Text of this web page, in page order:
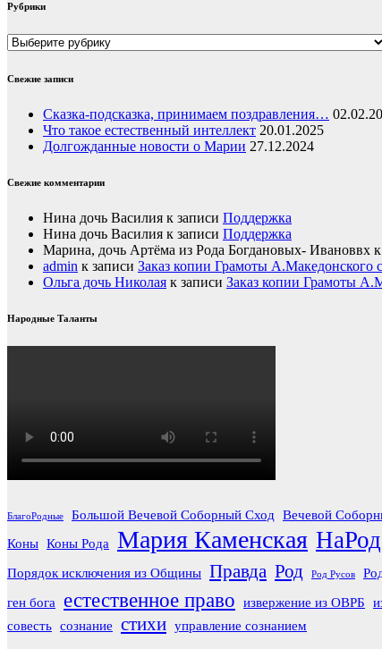
Рубрики
Рубрики
Свежие записи
Сказка-подсказка, принимаем поздравления…
Что такое естественный интеллект 20.01.2025
Долгожданные новости о Марии 27.12.2024
Свежие комментарии
Нина дочь Василия к записи Поддержка
Нина дочь Василия к записи Поддержка
Марина, дочь Артёма из Рода Богдановых- Ивановвх
admin к записи Заказ копии Грамоты А.Македонского
Ольга дочь Николая к записи Заказ копии Грамоты
Народные Таланты
БлагоРодные Большой Вечевой Соборный Сход Вечевой
Коны Коны Рода Мария Каменская НаРод
Порядок исключения из Общины Правда Род Род Русов
ген бога естественное право извержение из ОВРБ
совесть сознание стихи управление сознанием